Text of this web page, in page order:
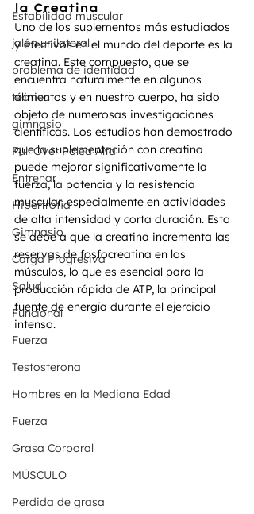
Estabilidad muscular
jalón unilateral
problema de identidad
técnica
gimnasio
Pull Over Polea Alta
Entrenar
Hipertrofia
Gimnasio
Carga Progresiva
Salud
Funcional
Fuerza
Testosterona
Hombres en la Mediana Edad
Fuerza
Grasa Corporal
MÚSCULO
Perdida de grasa
la Creatina
Uno de los suplementos más estudiados
y efectivos en el mundo del deporte es la
creatina. Este compuesto, que se
encuentra naturalmente en algunos
alimentos y en nuestro cuerpo, ha sido
objeto de numerosas investigaciones
científicas. Los estudios han demostrado
que la suplementación con creatina
puede mejorar significativamente la
fuerza, la potencia y la resistencia
muscular, especialmente en actividades
de alta intensidad y corta duración. Esto
se debe a que la creatina incrementa las
reservas de fosfocreatina en los
músculos, lo que es esencial para la
producción rápida de ATP, la principal
fuente de energía durante el ejercicio
intenso.